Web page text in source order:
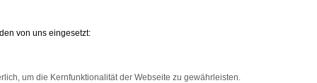
von uns eingesetzt:
um die Kernfunktionalität der Webseite zu gewährleisten.